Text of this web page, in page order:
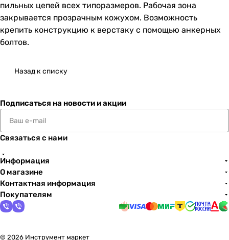
пильных цепей всех типоразмеров. Рабочая зона
закрывается прозрачным кожухом. Возможность
крепить конструкцию к верстаку с помощью анкерных
болтов.
Назад к списку
Подписаться на новости и акции
Связаться с нами
Информация
О магазине
Контактная информация
Покупателям
© 2026 Инструмент маркет